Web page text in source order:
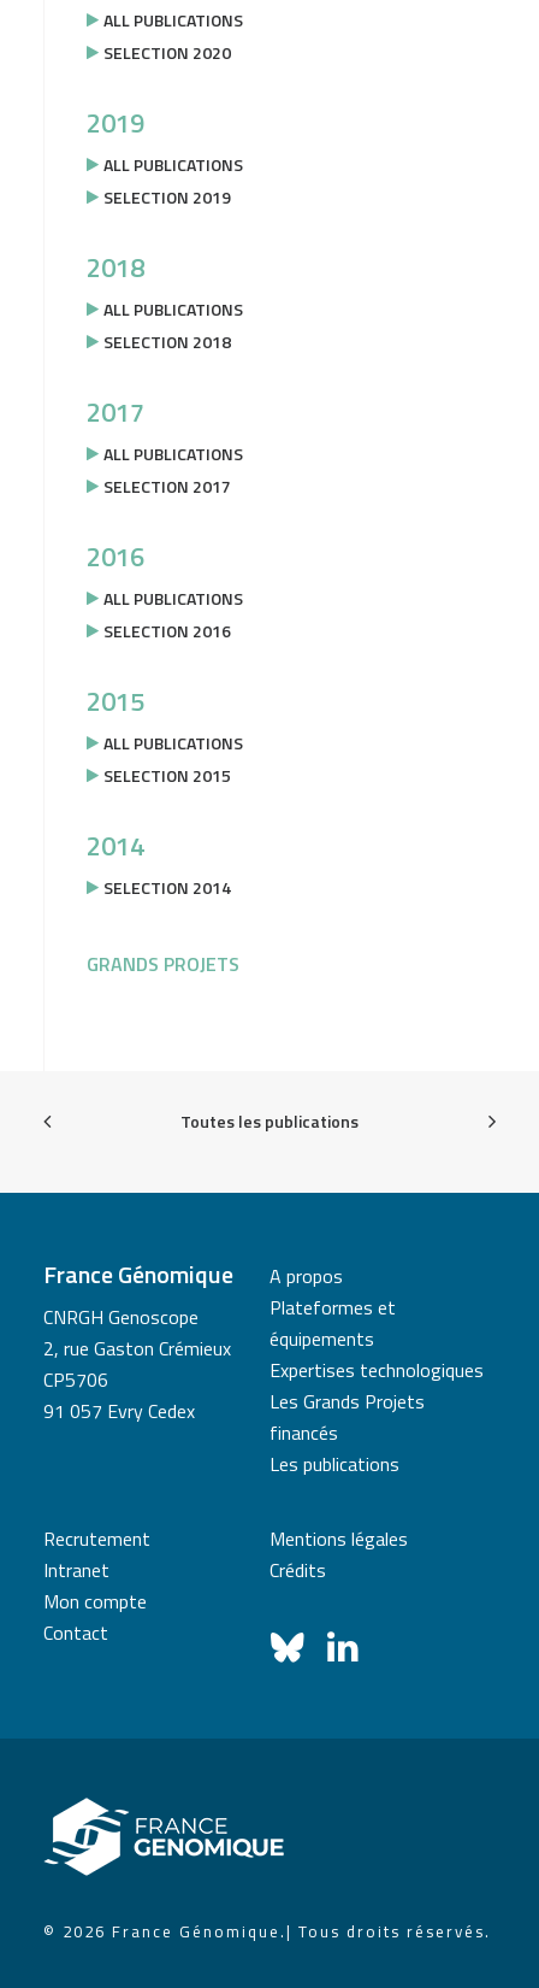
ALL PUBLICATIONS
SELECTION 2020
2019
ALL PUBLICATIONS
SELECTION 2019
2018
ALL PUBLICATIONS
SELECTION 2018
2017
ALL PUBLICATIONS
SELECTION 2017
2016
ALL PUBLICATIONS
SELECTION 2016
2015
ALL PUBLICATIONS
SELECTION 2015
2014
SELECTION 2014
GRANDS PROJETS
Toutes les publications
France Génomique
CNRGH Genoscope
2, rue Gaston Crémieux
CP5706
91 057 Evry Cedex
A propos
Plateformes et
équipements
Expertises technologiques
Les Grands Projets
financés
Les publications
Recrutement
Intranet
Mon compte
Contact
Mentions légales
Crédits
© 2026 France Génomique.| Tous droits réservés.